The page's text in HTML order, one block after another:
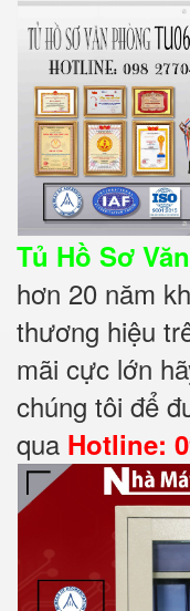
Tủ Hồ Sơ
hơn 20 năm
thương hiệu
mãi cực lớn
chúng tôi để
qua Hotline: